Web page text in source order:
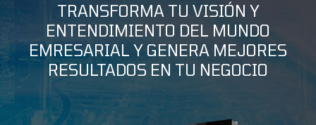
TRANSFORMA TU VISIÓN Y
ENTENDIMIENTO DEL MUNDO
EMRESARIAL Y GENERA MEJORES
RESULTADOS EN TU NEGOCIO